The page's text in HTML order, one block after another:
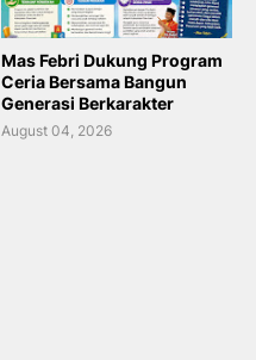
Mas Febri Dukung Program
Ceria Bersama Bangun
Generasi Berkarakter
August 04, 2026